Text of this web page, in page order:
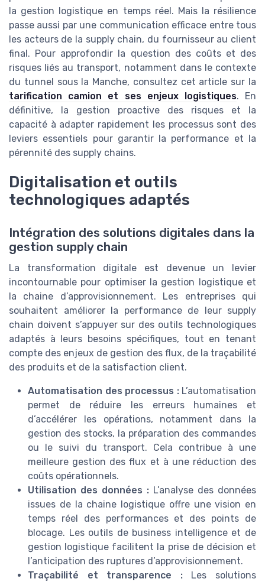
la gestion logistique en temps réel. Mais la résilience
passe aussi par une communication efficace entre tous
les acteurs de la supply chain, du fournisseur au client
final. Pour approfondir la question des coûts et des
risques liés au transport, notamment dans le contexte
du tunnel sous la Manche, consultez cet article sur la
tarification camion et ses enjeux logistiques. En
définitive, la gestion proactive des risques et la
capacité à adapter rapidement les processus sont des
leviers essentiels pour garantir la performance et la
pérennité des supply chains.
Digitalisation et outils
technologiques adaptés
Intégration des solutions digitales dans la
gestion supply chain
La transformation digitale est devenue un levier
incontournable pour optimiser la gestion logistique et
la chaine d’approvisionnement. Les entreprises qui
souhaitent améliorer la performance de leur supply
chain doivent s’appuyer sur des outils technologiques
adaptés à leurs besoins spécifiques, tout en tenant
compte des enjeux de gestion des flux, de la traçabilité
des produits et de la satisfaction client.
Automatisation des processus :L’automatisation
permet de réduire les erreurs humaines et
d’accélérer les opérations, notamment dans la
gestion des stocks, la préparation des commandes
ou le suivi du transport. Cela contribue à une
meilleure gestion des flux et à une réduction des
coûts opérationnels.
Utilisation des données : L’analyse des données
issues de la chaine logistique offre une vision en
temps réel des performances et des points de
blocage. Les outils de business intelligence et de
gestion logistique facilitent la prise de décision et
l’anticipation des ruptures d’approvisionnement.
Traçabilité et transparence :Les solutions